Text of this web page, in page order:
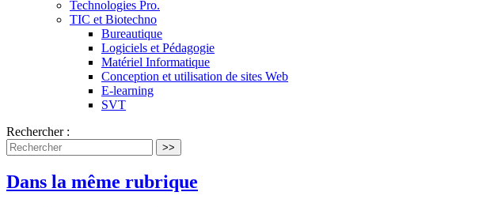
Technologies Pro.
TIC et Biotechno
Bureautique
Logiciels et Pédagogie
Matériel Informatique
Conception et utilisation de sites Web
E-learning
SVT
Rechercher :
>>
Dans la même rubrique